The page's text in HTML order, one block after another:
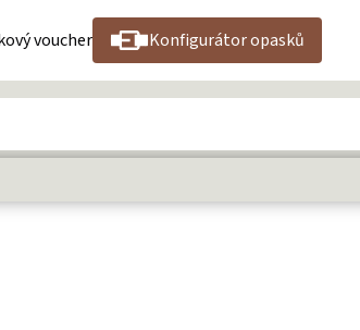
voucher Konfigurátor opasků